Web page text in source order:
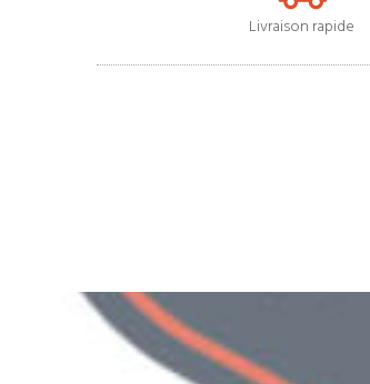
Livraison rapide